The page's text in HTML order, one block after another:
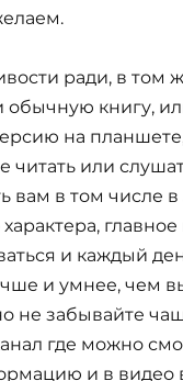
ради, в том
обычную книгу,
на планшете,
читать или
вам в том числе
и каждый
и умнее, чем
не забывайте
где можно
и в видео